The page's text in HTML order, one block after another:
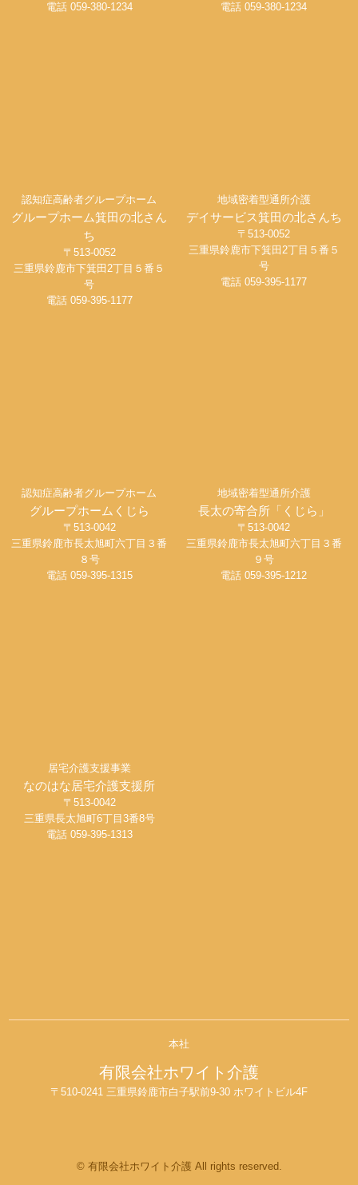
電話 059-380-1234
電話 059-380-1234
認知症高齢者グループホーム
グループホーム箕田の北さん
ち
〒513-0052
三重県鈴鹿市下箕田2丁目５番５
号
電話 059-395-1177
地域密着型通所介護
デイサービス箕田の北さんち
〒513-0052
三重県鈴鹿市下箕田2丁目５番５
号
電話 059-395-1177
認知症高齢者グループホーム
グループホームくじら
〒513-0042
三重県鈴鹿市長太旭町六丁目３番
８号
電話 059-395-1315
地域密着型通所介護
長太の寄合所「くじら」
〒513-0042
三重県鈴鹿市長太旭町六丁目３番
９号
電話 059-395-1212
居宅介護支援事業
なのはな居宅介護支援所
〒513-0042
三重県長太旭町6丁目3番8号
電話 059-395-1313
本社
有限会社ホワイト介護
〒510-0241 三重県鈴鹿市白子駅前9-30 ホワイトビル4F
© 有限会社ホワイト介護 All rights reserved.